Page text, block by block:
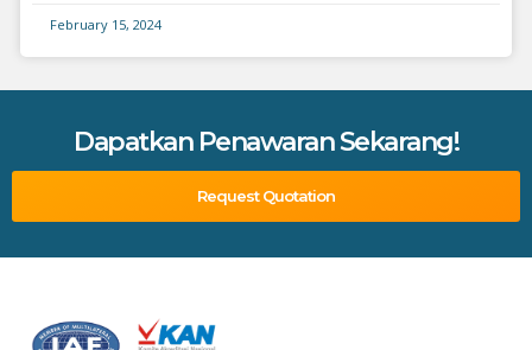
February 15, 2024
Dapatkan Penawaran Sekarang!
Request Quotation